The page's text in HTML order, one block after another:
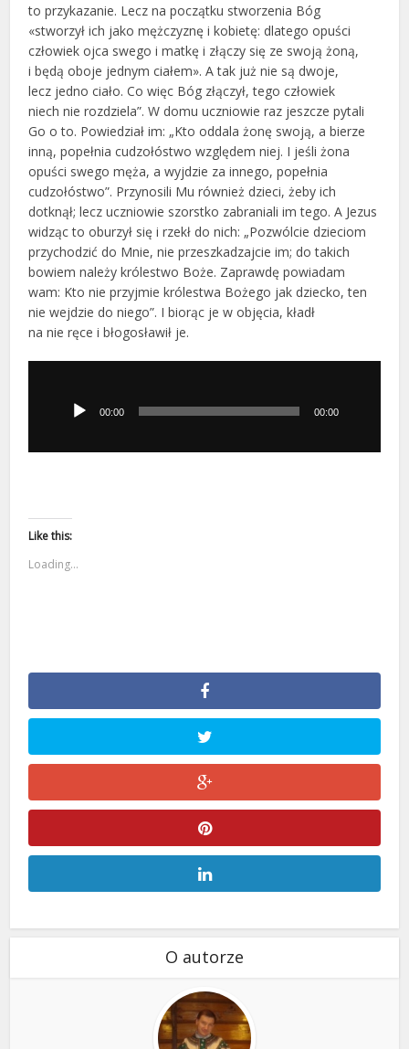
to przykazanie. Lecz na początku stworzenia Bóg
«stworzył ich jako mężczyznę i kobietę: dlatego opuści
człowiek ojca swego i matkę i złączy się ze swoją żoną,
i będą oboje jednym ciałem». A tak już nie są dwoje,
lecz jedno ciało. Co więc Bóg złączył, tego człowiek
niech nie rozdziela”. W domu uczniowie raz jeszcze pytali
Go o to. Powiedział im: „Kto oddala żonę swoją, a bierze
inną, popełnia cudzołóstwo względem niej. I jeśli żona
opuści swego męża, a wyjdzie za innego, popełnia
cudzołóstwo”. Przynosili Mu również dzieci, żeby ich
dotknął; lecz uczniowie szorstko zabraniali im tego. A Jezus
widząc to oburzył się i rzekł do nich: „Pozwólcie dzieciom
przychodzić do Mnie, nie przeszkadzajcie im; do takich
bowiem należy królestwo Boże. Zaprawdę powiadam
wam: Kto nie przyjmie królestwa Bożego jak dziecko, ten
nie wejdzie do niego”. I biorąc je w objęcia, kładł
na nie ręce i błogosławił je.
dźwiękowych00:00 00:00
Like this:
Loading...
O autorze